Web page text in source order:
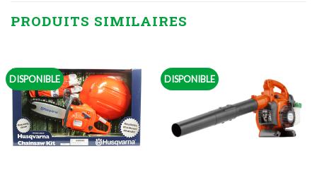
PRODUITS SIMILAIRES
DISPONIBLE DISPONIBLE